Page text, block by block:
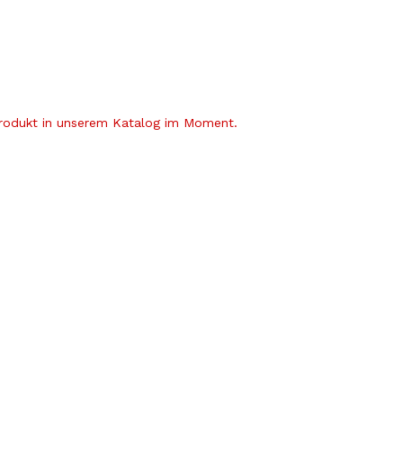
in unserem Katalog im Moment.